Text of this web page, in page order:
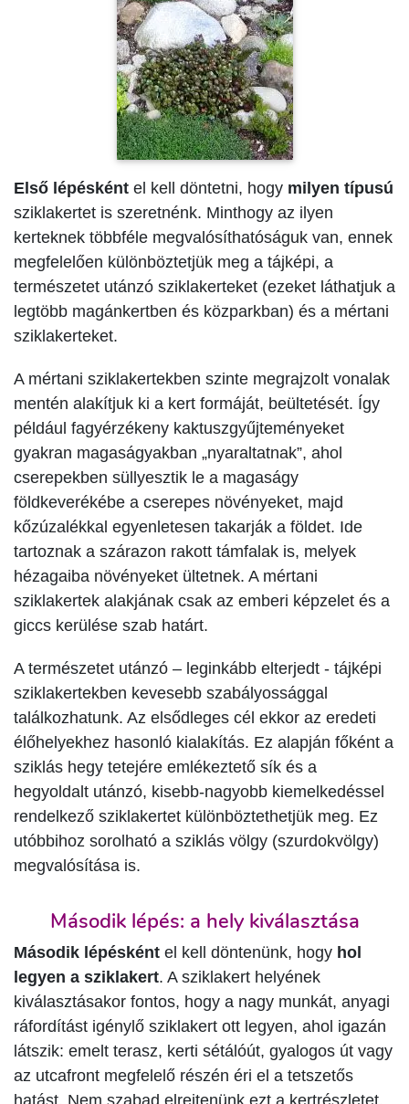
Első lépésként el kell döntetni, hogy milyen típusú
sziklakertet is szeretnénk. Minthogy az ilyen
kerteknek többféle megvalósíthatóságuk van, ennek
megfelelően különböztetjük meg a tájképi, a
természetet utánzó sziklakerteket (ezeket láthatjuk a
legtöbb magánkertben és közparkban) és a mértani
sziklakerteket.
A mértani sziklakertekben szinte megrajzolt vonalak
mentén alakítjuk ki a kert formáját, beültetését. Így
például fagyérzékeny kaktuszgyűjteményeket
gyakran magaságyakban „nyaraltatnak”, ahol
cserepekben süllyesztik le a magaságy
földkeverékébe a cserepes növényeket, majd
kőzúzalékkal egyenletesen takarják a földet. Ide
tartoznak a szárazon rakott támfalak is, melyek
hézagaiba növényeket ültetnek. A mértani
sziklakertek alakjának csak az emberi képzelet és a
giccs kerülése szab határt.
A természetet utánzó – leginkább elterjedt - tájképi
sziklakertekben kevesebb szabályossággal
találkozhatunk. Az elsődleges cél ekkor az eredeti
élőhelyekhez hasonló kialakítás. Ez alapján főként a
sziklás hegy tetejére emlékeztető sík és a
hegyoldalt utánzó, kisebb-nagyobb kiemelkedéssel
rendelkező sziklakertet különböztethetjük meg. Ez
utóbbihoz sorolható a sziklás völgy (szurdokvölgy)
megvalósítása is.
Második lépés: a hely kiválasztása
Második lépésként el kell döntenünk, hogy hol
legyen a sziklakert. A sziklakert helyének
kiválasztásakor fontos, hogy a nagy munkát, anyagi
ráfordítást igénylő sziklakert ott legyen, ahol igazán
látszik: emelt terasz, kerti sétálóút, gyalogos út vagy
az utcafront megfelelő részén éri el a tetszetős
hatást. Nem szabad elrejtenünk ezt a kertrészletet,